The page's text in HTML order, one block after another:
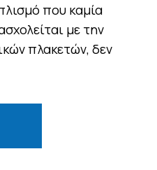
που καμία
με την
πλακετών, δεν